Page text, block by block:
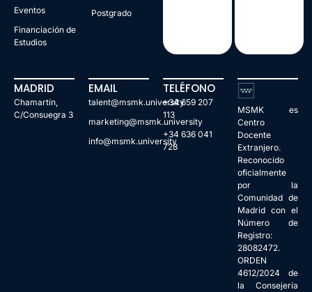
Eventos
Financiación de
Estudios
Postgrado
MADRID
Chamartín,
C/Consuegra 3
EMAIL
talent@msmk.university
marketing@msmk.university
info@msmk.university
TELÉFONO
+34 659 207
113
+34 636 041
728
MSMK es
Centro
Docente
Extranjero.
Reconocido
oficialmente
por la
Comunidad de
Madrid con el
Número de
Registro:
28082472.
ORDEN
4612/2024 de
la Consejería